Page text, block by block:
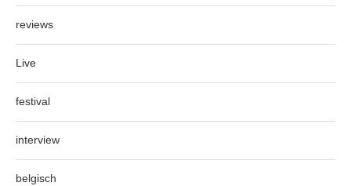
reviews
Live
festival
interview
belgisch